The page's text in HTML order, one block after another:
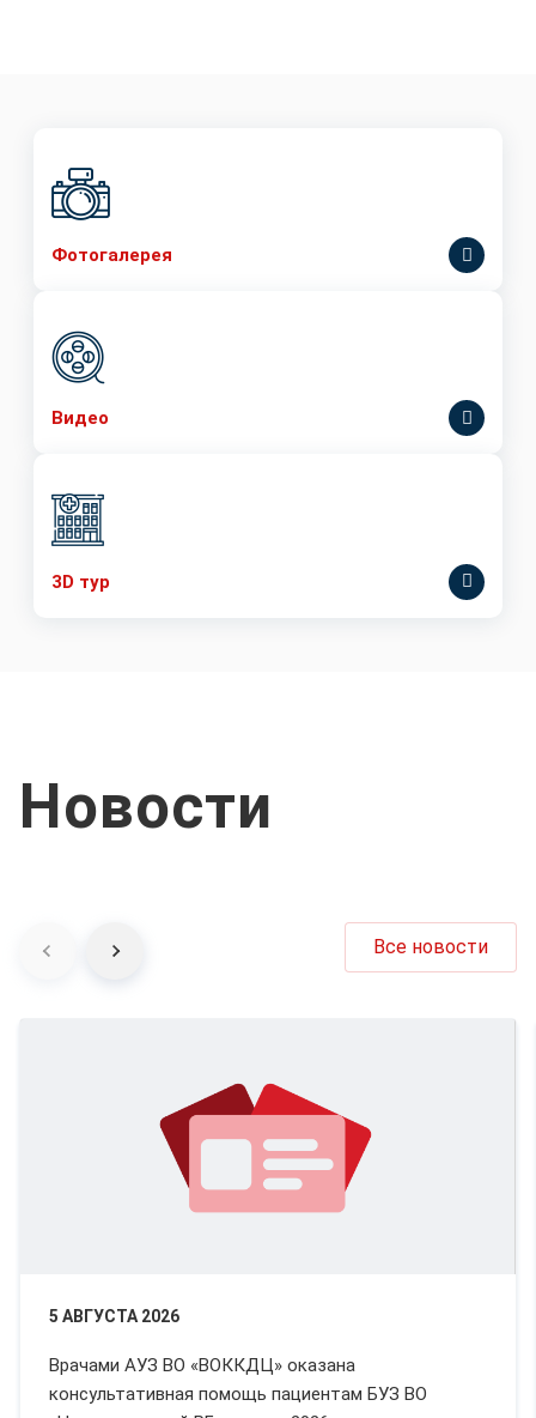
Фотогалерея
Видео
3D тур
Новости
5 АВГУСТА 2026
Врачами АУЗ ВО «ВОККДЦ» оказана
консультативная помощь пациентам БУЗ ВО
Все новости